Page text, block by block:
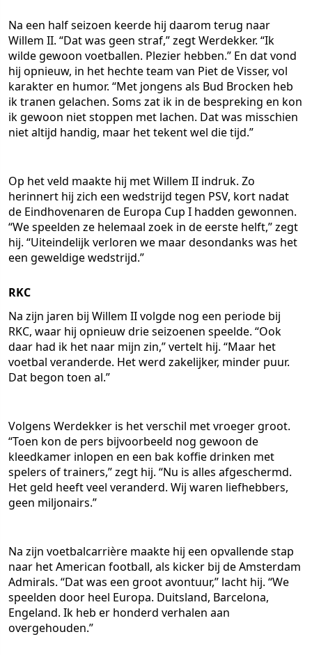
Na een half seizoen keerde hij daarom terug naar
Willem II. “Dat was geen straf,” zegt Werdekker. “Ik
wilde gewoon voetballen. Plezier hebben.” En dat vond
hij opnieuw, in het hechte team van Piet de Visser, vol
karakter en humor. “Met jongens als Bud Brocken heb
ik tranen gelachen. Soms zat ik in de bespreking en kon
ik gewoon niet stoppen met lachen. Dat was misschien
niet altijd handig, maar het tekent wel die tijd.”
Op het veld maakte hij met Willem II indruk. Zo
herinnert hij zich een wedstrijd tegen PSV, kort nadat
de Eindhovenaren de Europa Cup I hadden gewonnen.
“We speelden ze helemaal zoek in de eerste helft,” zegt
hij. “Uiteindelijk verloren we maar desondanks was het
een geweldige wedstrijd.”
RKC
Na zijn jaren bij Willem II volgde nog een periode bij
RKC, waar hij opnieuw drie seizoenen speelde. “Ook
daar had ik het naar mijn zin,” vertelt hij. “Maar het
voetbal veranderde. Het werd zakelijker, minder puur.
Dat begon toen al.”
Volgens Werdekker is het verschil met vroeger groot.
“Toen kon de pers bijvoorbeeld nog gewoon de
kleedkamer inlopen en een bak koffie drinken met
spelers of trainers,” zegt hij. “Nu is alles afgeschermd.
Het geld heeft veel veranderd. Wij waren liefhebbers,
geen miljonairs.”
Na zijn voetbalcarrière maakte hij een opvallende stap
naar het American football, als kicker bij de Amsterdam
Admirals. “Dat was een groot avontuur,” lacht hij. “We
speelden door heel Europa. Duitsland, Barcelona,
Engeland. Ik heb er honderd verhalen aan
overgehouden.”